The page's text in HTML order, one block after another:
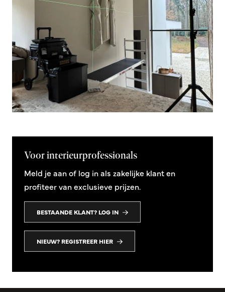
Voor interieurprofessionals
Meld je aan of log in als zakelijke klant en
profiteer van exclusieve prijzen.
BESTAANDE KLANT? LOG IN
NIEUW? REGISTREER HIER